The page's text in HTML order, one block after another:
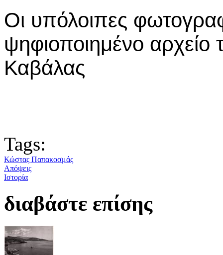
Οι υπόλοιπες
ψηφιοποιημένο
Καβάλας
Tags:
Κώστας Παπακοσμάς
Απόψεις
Ιστορία
διαβάστε επίσης